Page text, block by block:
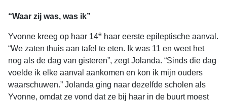
“Waar zij was, was ik”
Yvonne kreeg op haar 14e haar eerste epileptische aanval.
“We zaten thuis aan tafel te eten. Ik was 11 en weet het
nog als de dag van gisteren”, zegt Jolanda. “Sinds die dag
voelde ik elke aanval aankomen en kon ik mijn ouders
waarschuwen.” Jolanda ging naar dezelfde scholen als
Yvonne, omdat ze vond dat ze bij haar in de buurt moest